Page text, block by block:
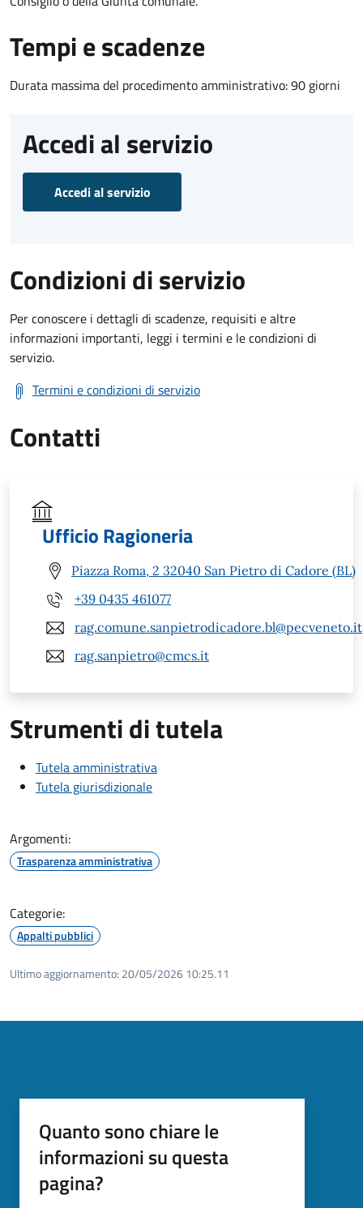
Tempi e scadenze
Durata massima del procedimento amministrativo: 90 giorni
Accedi al servizio
Accedi al servizio
Condizioni di servizio
Per conoscere i dettagli di scadenze, requisiti e altre
informazioni importanti, leggi i termini e le condizioni di
servizio.
Termini e condizioni di servizio
Contatti
Ufficio Ragioneria
Piazza Roma, 2 32040 San Pietro di Cadore (BL)
+39 0435 461077
rag.comune.sanpietrodicadore.bl@pecveneto.it
rag.sanpietro@cmcs.it
Strumenti di tutela
Tutela amministrativa
Tutela giurisdizionale
Argomenti:
Trasparenza amministrativa
Categorie:
Appalti pubblici
Ultimo aggiornamento: 20/05/2026 10:25.11
Quanto sono chiare le
informazioni su questa
pagina?